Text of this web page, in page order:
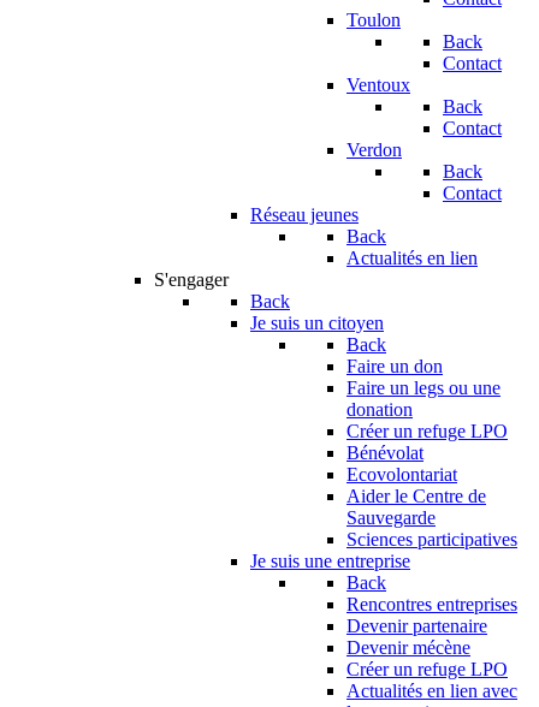
Toulon
Back
Contact
Ventoux
Back
Contact
Verdon
Back
Contact
Réseau jeunes
Back
Actualités en lien
S'engager
Back
Je suis un citoyen
Back
Faire un don
Faire un legs ou une
donation
Créer un refuge LPO
Bénévolat
Ecovolontariat
Aider le Centre de
Sauvegarde
Sciences participatives
Je suis une entreprise
Back
Rencontres entreprises
Devenir partenaire
Devenir mécène
Créer un refuge LPO
Actualités en lien avec